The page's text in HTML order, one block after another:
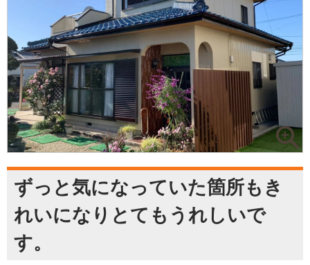
ずっと気になっていた箇所もき
れいになりとてもうれしいで
す。